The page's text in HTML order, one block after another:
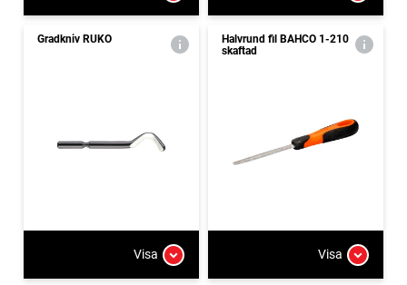
Gradkniv RUKO
Visa
Halvrund fil BAHCO 1-210
skaftad
Visa